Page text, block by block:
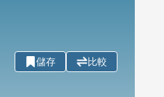
儲存 比較